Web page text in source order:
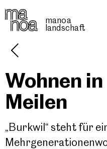
Über manoa
Projekte
manoa
landschaft
Wohnen
Meilen
„Burkwil“ steht für